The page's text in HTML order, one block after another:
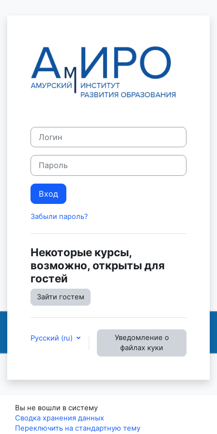
Зайти на
Логин
Пароль
Вход
Забыли пароль?
Некоторые курсы,
возможно, открыты для
гостей
Зайти гостем
Русский ‎(ru)‎
Уведомление о
файлах куки
Вы не вошли в систему
Сводка хранения данных
Переключить на стандартную тему